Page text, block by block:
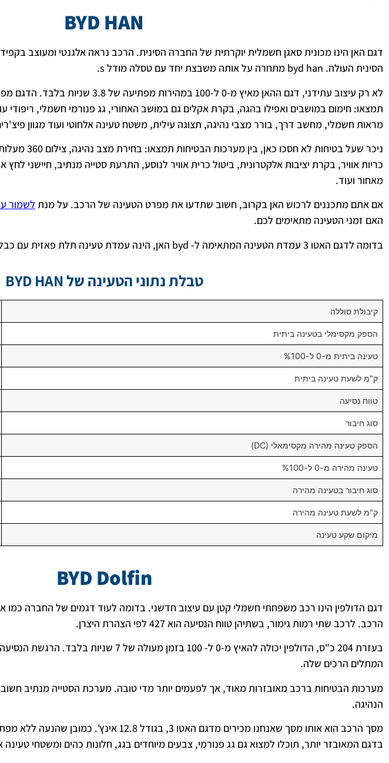
BYD HAN
דגם האן הינו מכונית סאגן חשמלית יוקרתית של החברה הסינית. הרכב נראה אלגנטי ומעוצב
הסינית העולה. byd han מתחרה על אותה משבצת יחד עם טסלה מודל s.
לא רק עיצוב עתידני, דגם ההאן מאיץ מ-0 ל-
תמצאו: חימום במושבים ואפילו בהגה, בקרת אקלים גם במושב האחורי, גג פנורמי חשמלי, ריפודי
מראות חשמלי, מחשב דרך, בורר מצבי נהיגה, תצוגה עילית, משטח טעינה אלחוטי ועוד מגוון
כריות אוויר, בקרת יציבות אלקטרונית, ביטול כרית אוויר לנוסע, התרעת סטייה מנתיב, חיישני לחץ
מאחור ועוד.
אם אתם מתכננים לרכוש האן בקרוב, חשוב שתדעו את מפרט הטעינה של הרכב. על מנת לשמור
האם זמני הטעינה מתאימים לכם.
בדומה לדגם האטו 3 עמדת הטעינה המתאימה ל- byd האן, הינה עמדת טעינה תלת פאזית עם כבל מסוג type2
טבלת נתוני הטעינה של BYD HAN
קיבולת סוללה
הספק מקסימלי בטעינה ביתית
טעינה ביתית מ-0 ל-%100
ק"מ לשעת טעינה ביתית
טווח נסיעה
סוג חיבור
הספק טעינה מהירה מקסימאלי (DC)
טעינה מהירה מ-0 ל-%100
סוג חיבור בטעינה מהירה
ק"מ לשעת טעינה מהירה
מיקום שקע טעינה
BYD Dolfin
הרכב. לרכב שתי רמות גימור, בשתיהן טווח הנסיעה הוא 427 לפי הצהרת היצרן.
בעזרת 204 כ"ס, הדולפין יכולה להאיץ מ-0 ל- 100
המתלים הרכים שלה.
מערכות הבטיחות ברכב מאובזרות מאוד, אך לפעמים יותר מדי טובה. מערכת הסטייה מנתיב
הנהיגה.
מסך הרכב הוא אותו מסך שאנחנו מכירים מדגם האטו
בדגם המאובזר יותר, תוכלו למצוא גם גג פנורמי, צבעים מיוחדים בגג, חלונות כהים ומשטחי